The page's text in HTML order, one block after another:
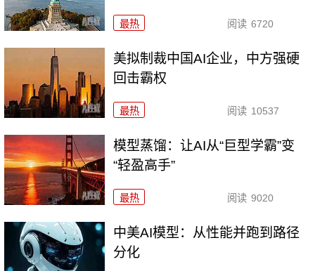
最热 阅读 6720
美拟制裁中国AI企业，中方强硬
回击霸权
最热 阅读 10537
模型蒸馏：让AI从“巨型学霸”变
“轻盈高手”
最热 阅读 9020
中美AI模型：从性能并跑到路径
分化